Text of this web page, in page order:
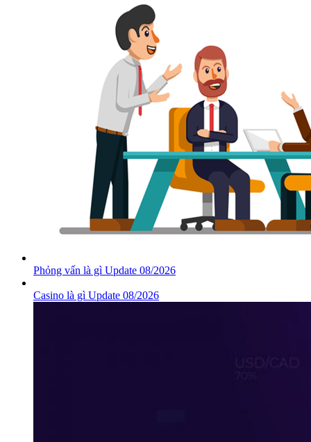
Phỏng vấn là gì Update 08/2026
Casino là gì Update 08/2026